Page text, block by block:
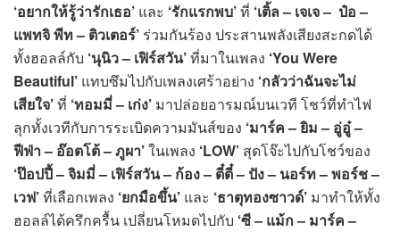
‘อยากให้รู้ว่ารักเธอ’ และ ‘รักแรกพบ’ที่ ‘เติ้ล – เจเจ – ป๋อ –
แพทจิ พีท – ติวเตอร์’ ร่วมกันร้อง ประสานพลังเสียงสะกดได้
ทั้งฮอลล์กับ ‘นุนิว – เฟิร์สวัน’ที่มาในเพลง ‘You Were
Beautiful’ แทบซึมไปกับเพลงเศร้าอย่าง ‘กลัวว่าฉันจะไม่
เสียใจ’ที่ ‘ทอมมี่ – เก่ง’ มาปล่อยอารมณ์บนเวที โชว์ที่ทำไฟ
ลุกทั้งเวทีกับการระเบิดความมันส์ของ ‘มาร์ค – ยิม – อู่อู๋ –
ฟีฟ่า – อ๊อตโต้ – ภูผา’ในเพลง ‘LOW’ สุดโจ๊ะไปกับโชว์ของ
‘ป๊อปปี้ – จิมมี่ – เฟิร์สวัน – ก้อง – ตี๋ตี๋ – ปัง – นอร์ท – พอร์ช –
เวฟ’ที่เลือกเพลง ‘ยกมือขึ้น’ และ ‘ธาตุทองซาวด์’ มาทำให้ทั้ง
ฮอลล์ได้ครึกครื้น เปลี่ยนโหมดไปกับ ‘ซี – แม้ก – มาร์ค –